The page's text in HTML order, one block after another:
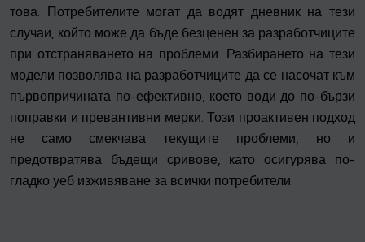
това. Потребителите могат да водят дневник на тези
случаи, който може да бъде безценен за разработчиците
при отстраняването на проблеми. Разбирането на тези
модели позволява на разработчиците да се насочат към
първопричината по-ефективно, което води до по-бързи
поправки и превантивни мерки. Този проактивен подход
не само смекчава текущите проблеми, но и
предотвратява бъдещи сривове, като осигурява по-
гладко уеб изживяване за всички потребители.